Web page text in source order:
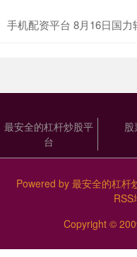
手机配资平台 8月16日国
最安全的杠杆炒股平
台
Powered by 最安全的杠杆
RSS
Copyright ©